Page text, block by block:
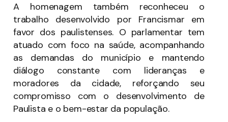
A homenagem também reconheceu o
trabalho desenvolvido por Francismar em
favor dos paulistenses. O parlamentar tem
atuado com foco na saúde, acompanhando
as demandas do município e mantendo
diálogo constante com lideranças e
moradores da cidade, reforçando seu
compromisso com o desenvolvimento de
Paulista e o bem-estar da população.